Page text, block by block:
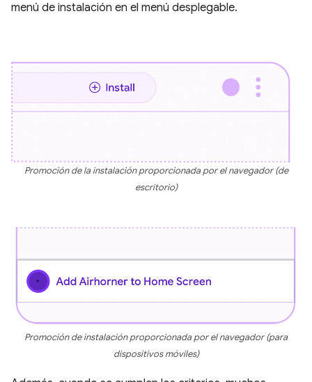
menú de instalación en el menú desplegable.
Promoción de la instalación proporcionada por el navegador (de
escritorio)
Promoción de instalación proporcionada por el navegador (para
dispositivos móviles)